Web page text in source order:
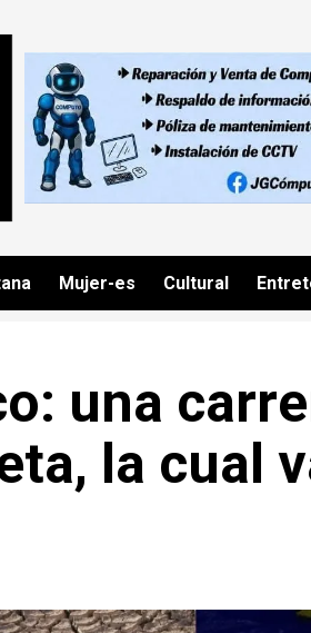
Mujer-es Cultural
una
la cual